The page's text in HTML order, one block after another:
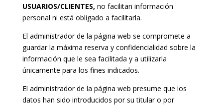
USUARIOS/CLIENTES, no facilitan información
personal ni está obligado a facilitarla.
El administrador de la página web se compromete a
guardar la máxima reserva y confidencialidad sobre la
información que le sea facilitada y a utilizarla
únicamente para los fines indicados.
El administrador de la página web presume que los
datos han sido introducidos por su titular o por